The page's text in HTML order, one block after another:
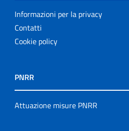
Informazioni per la privacy
Contatti
Cookie policy
PNRR
Attuazione misure PNRR